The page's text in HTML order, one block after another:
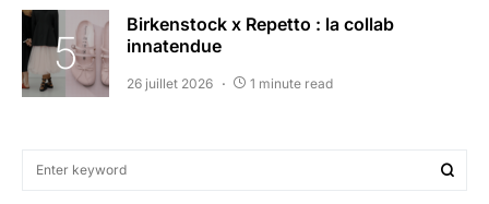
Birkenstock x Repetto : la collab
innatendue
26 juillet 2026 1 minute read